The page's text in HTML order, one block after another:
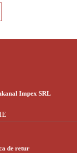
Impex SRL
de retur